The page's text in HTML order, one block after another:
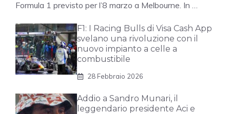
Formula 1 previsto per l’8 marzo a Melbourne. In …
F1: I Racing Bulls di Visa Cash App
svelano una rivoluzione con il
nuovo impianto a celle a
combustibile
28 Febbraio 2026
Addio a Sandro Munari, il
leggendario presidente Aci e